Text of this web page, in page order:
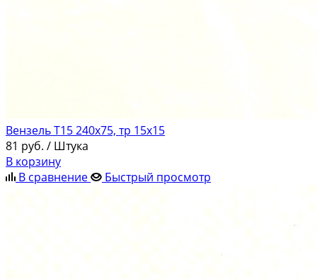
Вензель Т15 240х75, тр 15х15
81 руб. / Штука
В корзину
В сравнение
Быстрый просмотр